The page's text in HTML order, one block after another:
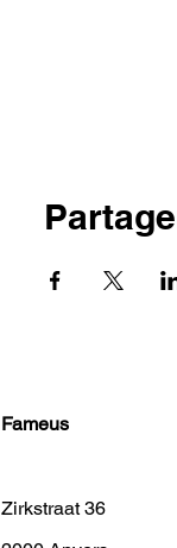
Fameus
Zirkstraat 36